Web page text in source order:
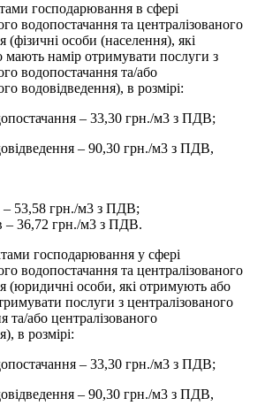
господарювання в сфері
водопостачання та централізованого
(фізичні особи (населення), які
намір отримувати послуги з
водопостачання та/або
водовідведення), в розмірі:
– 33,30 грн./м3 з ПДВ;
– 90,30 грн./м3 з ПДВ,
– 53,58 грн./м3 з ПДВ;
– 36,72 грн./м3 з ПДВ.
господарювання у сфері
водопостачання та централізованого
(юридичні особи, які отримують або
послуги з централізованого
та/або централізованого
в розмірі:
– 33,30 грн./м3 з ПДВ;
– 90,30 грн./м3 з ПДВ,